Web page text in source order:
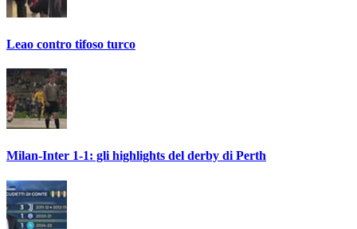
Leao contro tifoso turco
Milan-Inter 1-1: gli highlights del derby di Perth